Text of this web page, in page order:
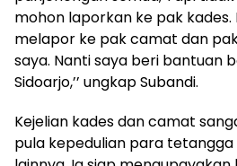
mohon laporkan ke pak kades.
melapor ke pak camat dan
saya. Nanti saya beri bantuan
Sidoarjo,’’ ungkap Subandi.
Kejelian kades dan camat
pula kepedulian para